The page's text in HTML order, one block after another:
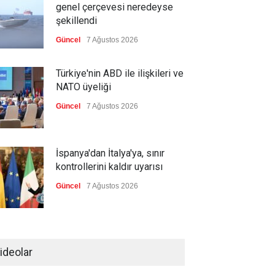
genel çerçevesi neredeyse
şekillendi
Güncel 7 Ağustos 2026
Türkiye'nin ABD ile ilişkileri ve
NATO üyeliği
Güncel 7 Ağustos 2026
İspanya'dan İtalya'ya, sınır
kontrollerini kaldır uyarısı
Güncel 7 Ağustos 2026